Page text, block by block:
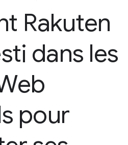
Rakuten
dans les
pour